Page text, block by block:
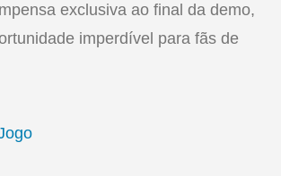
exclusiva ao final da demo,
imperdível para fãs de